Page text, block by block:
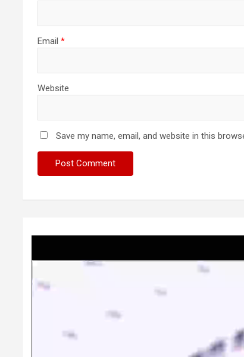
Email *
Website
Save my name, email, and website in this